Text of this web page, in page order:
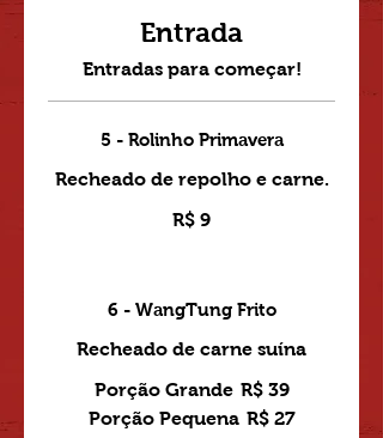
Entrada
Entradas para começar!
5 - Rolinho Primavera
Recheado de repolho e carne.
R$ 9
6 - WangTung Frito
Recheado de carne suína
Porção Grande R$ 39
Porção Pequena R$ 27